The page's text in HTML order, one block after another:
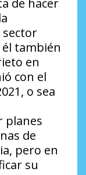
de hacer
sector
también
en
con el
o sea
planes
de
pero en
su